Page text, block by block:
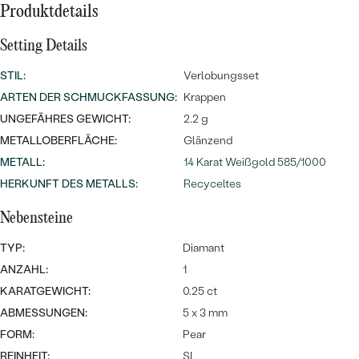
Wave Kollektion
NACH DER FARBE
NACH DER FORM
MASSGEFERTIGTER
DIAMANTEN
Ohrrinnge
ANSEHEN
Personalisierte
Halsketten
Meistverkaufte
ANSEHEN
Produktdetails
Setting Details
STIL:
Verlobungsset
ARTEN DER SCHMUCKFASSUNG: Krappen
UNGEFÄHRES GEWICHT:
2.2 g
METALLOBERFLÄCHE:
Glänzend
METALL:
14 Karat Weißgold 585/1000
HERKUNFT DES METALLS: Recyceltes
Nebensteine
TYP:
Diamant
ANZAHL:
1
KARATGEWICHT:
0.25 ct
ABMESSUNGEN:
5 x 3 mm
FORM:
Pear
REINHEIT:
SI